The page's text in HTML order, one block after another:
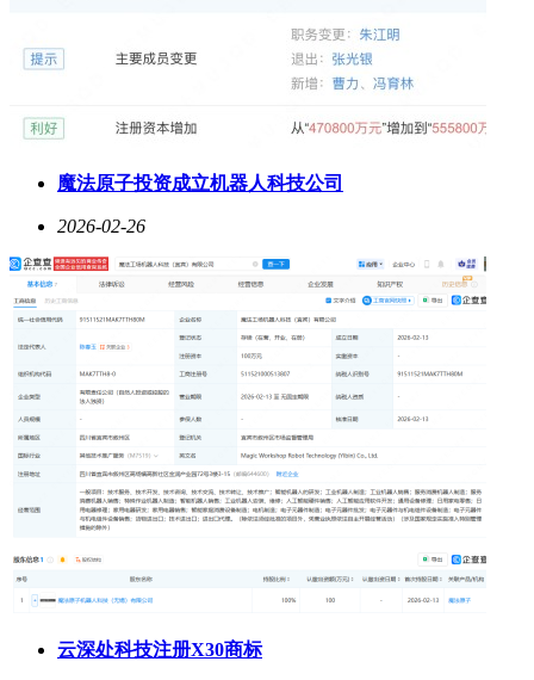
魔法原子投资成立机器人科技公司
2026-02-26
云深处科技注册X30商标